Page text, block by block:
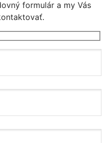
formulár a my Vás